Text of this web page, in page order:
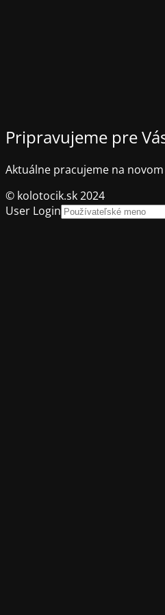
Pripravujeme pre
Aktuálne pracujeme na
© kolotocik.sk 2024
User Login